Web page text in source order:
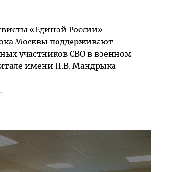
«Единой России»
Москвы поддерживают
участников СВО в военном
имени П.В. Мандрыка